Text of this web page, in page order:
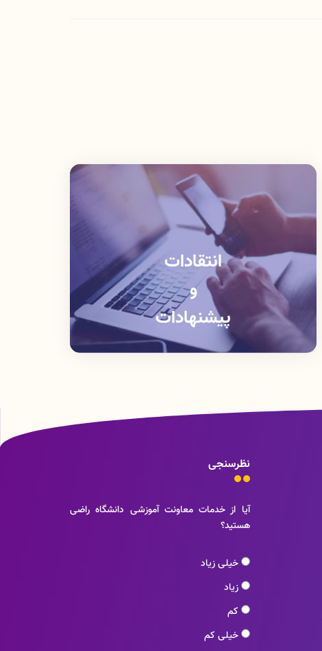
انتقادات
و
پیشنهادات
نظرسنجی
آیا از خدمات معاونت آموزشی دانشگاه راضی
هستید؟
خیلی زیاد
زیاد
کم
خیلی کم